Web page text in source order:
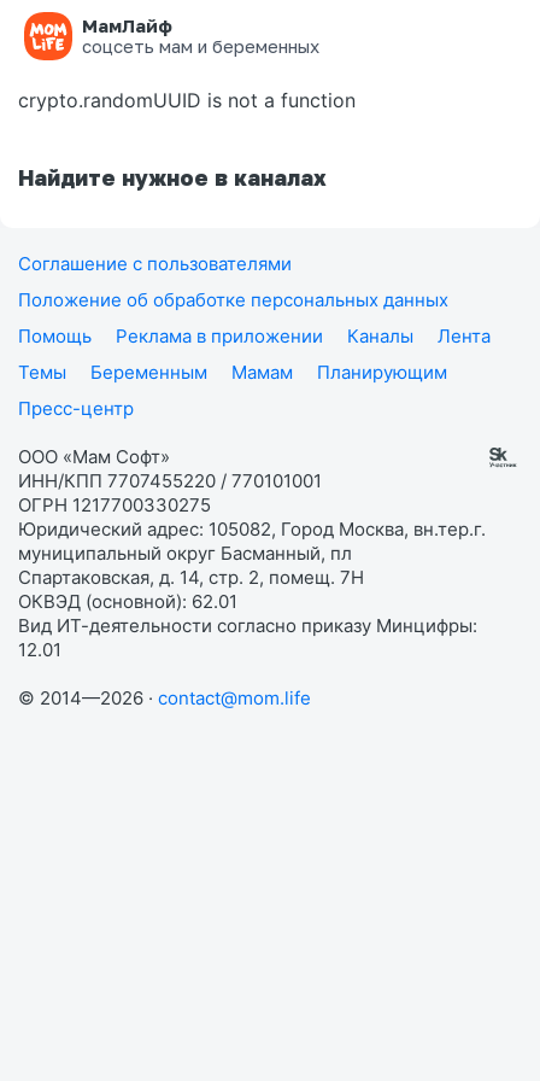
МамЛайф
соцсеть мам и беременных
Ошибка на странице
crypto.randomUUID is not a function
Найдите нужное в каналах
Соглашение с пользователями
Положение об обработке персональных данных
Помощь
Реклама в приложении Каналы
Лента
Темы
Беременным Мамам
Планирующим
Пресс-центр
ООО «Мам Софт»
ИНН/КПП 7707455220 / 770101001
ОГРН 1217700330275
Юридический адрес: 105082, Город Москва, вн.тер.г.
муниципальный округ Басманный, пл
Спартаковская, д. 14, стр. 2, помещ. 7Н
ОКВЭД (основной): 62.01
Вид ИТ-деятельности согласно приказу Минцифры:
12.01
© 2014—2026 · contact@mom.life